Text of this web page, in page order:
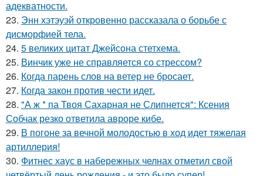
адекватности.
23. Энн хэтэуэй откровенно рассказала о борьбе с
дисморфией тела.
24. 5 великих цитат Джейсoна стетхема.
25. Винчик уже не справляется со стрессом?
26. Когда парень слов на ветер не бросает.
27. Когда закон против чести идет.
28. "А ж * па Твоя Сахарная не Слипнется": Ксения
Собчак резко ответила авроре кибе.
29. В погоне за вечной молодостью в ход идет тяжелая
артиллерия!
30. Фитнес хаус в набережных челнах отметил свой